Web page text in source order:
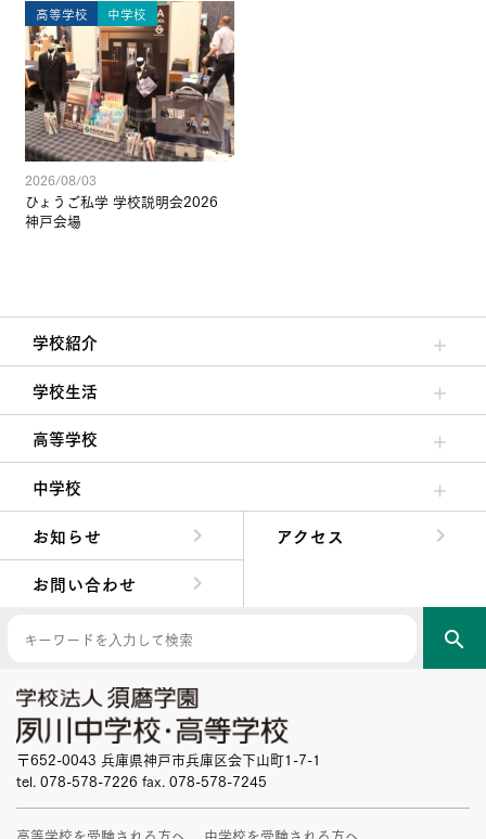
高等学校 中学校
2026/08/03
ひょうご私学 学校説明会2026
神戸会場
学校紹介
理事長/学園長メッセージ
安心して任せられる学校
沿革
施設・設備
大学合格実績
学校生活
クラブ活動・生徒会活動
夙川ブログ
制服紹介
夙川カレンダー
高等学校
高校校長からの挨拶
高校の教育方針／特色
特進コース／進学コース
年間行事
先輩たちの声・生徒たちの声
中学校
中学校長からの挨拶
中学校の教育方針／特色
Aコース／Bコース
年間行事
先輩たちの声・生徒たちの声
お知らせ
アクセス
お問い合わせ
search
〒652-0043 兵庫県神戸市兵庫区会下山町1-7-1
tel. 078-578-7226 fax. 078-578-7245